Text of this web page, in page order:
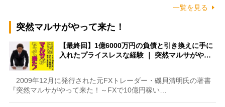
一覧を見る
突然マルサがやって来た！
【最終回】1億6000万円の負債と引き換えに手に
入れたプライスレスな経験 ｜ 突然マルサがや…
2009年12月に発行された元FXトレーダー・磯貝清明氏の著書
『突然マルサがやって来た！～FXで10億円稼い…